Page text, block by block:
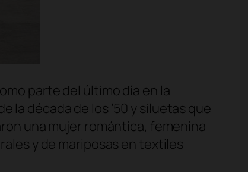
parte del último día en la
la década de los ’50 y siluetas que
una mujer romántica, femenina
y de mariposas en textiles